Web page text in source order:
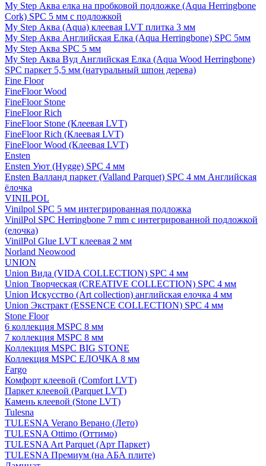
My Step Аква елка на пробковой подложке (Aqua Herringbone
Cork) SPC 5 мм с подложкой
My Step Аква (Aqua) клеевая LVT плитка 3 мм
My Step Аква Английская Елка (Aqua Herringbone) SPC 5мм
My Step Аква SPC 5 мм
My Step Аква Вуд Английская Елка (Aqua Wood Herringbone)
SPC паркет 5,5 мм (натуральный шпон дерева)
Fine Floor
FineFloor Wood
FineFloor Stone
FineFloor Rich
FineFloor Stone (Клеевая LVT)
FineFloor Rich (Клеевая LVT)
FineFloor Wood (Клеевая LVT)
Ensten
Ensten Уют (Hygge) SPC 4 мм
Ensten Валланд паркет (Valland Parquet) SPC 4 мм Английская
ёлочка
VINILPOL
Vinilpol SPC 5 мм интегрированная подложка
VinilPol SPC Herringbone 7 mm с интегрированной подложкой
(елочка)
VinilPol Glue LVT клеевая 2 мм
Norland Neowood
UNION
Union Вида (VIDA COLLECTION) SPC 4 мм
Union Творческая (CREATIVE COLLECTION) SPC 4 мм
Union Искусство (Art collection) английская елочка 4 мм
Union Экстракт (ESSENCE COLLECTION) SPC 4 мм
Stone Floor
6 коллекция MSPC 8 мм
7 коллекция MSPC 8 мм
Коллекция MSPC BIG STONE
Коллекция MSPC ЕЛОЧКА 8 мм
Fargo
Комфорт клеевой (Comfort LVT)
Паркет клеевой (Parquet LVT)
Камень клеевой (Stone LVT)
Tulesna
TULESNA Verano Верано (Лето)
TULESNA Ottimo (Оттимо)
TULESNA Art Parquet (Арт Паркет)
TULESNA Премиум (на АБА плите)